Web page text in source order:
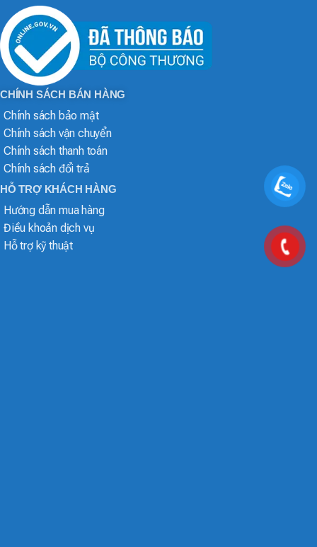
CHÍNH SÁCH BÁN HÀNG
Chính sách bảo mật
Chính sách vận chuyển
Chính sách thanh toán
Chính sách đổi trả
HỖ TRỢ KHÁCH HÀNG
Hướng dẫn mua hàng
Điều khoản dịch vụ
Hỗ trợ kỹ thuật